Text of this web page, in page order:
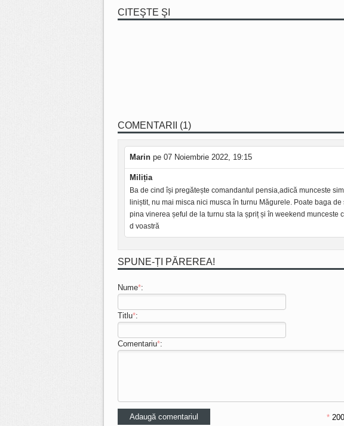
CITEŞTE ŞI
COMENTARII (1)
Marin pe 07 Noiembrie 2022, 19:15
Miliția
Ba de cind își pregătește comandantul pensia,adică munceste
liniștit, nu mai misca nici musca în turnu Măgurele. Poate baga
pina vinerea șeful de la turnu sta la șpriț și în weekend munceste
d voastră
SPUNE-ȚI PĂREREA!
Nume*:
Titlu*:
Comentariu*:
*